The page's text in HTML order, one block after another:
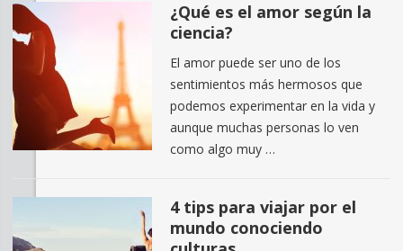
¿Qué es el amor según la
ciencia?
El amor puede ser uno de los
sentimientos más hermosos que
podemos experimentar en la vida y
aunque muchas personas lo ven
como algo muy …
4 tips para viajar por el
mundo conociendo